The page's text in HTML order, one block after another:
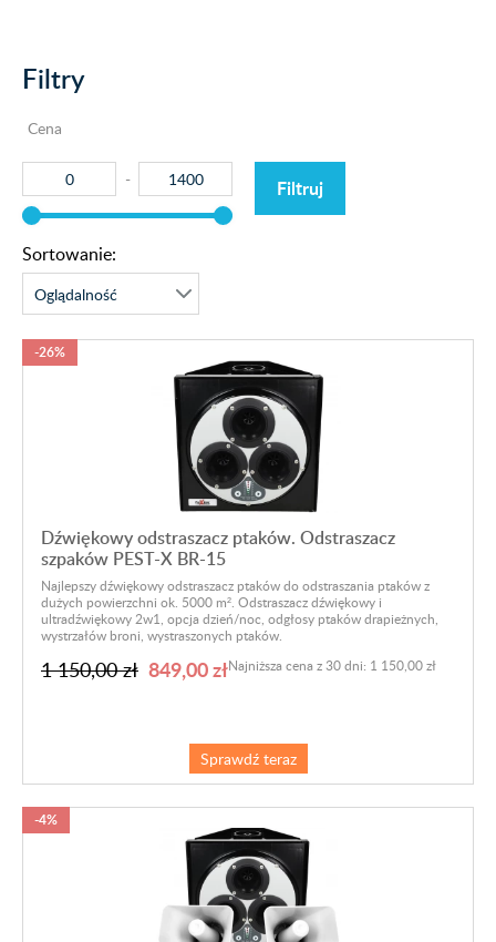
Filtry
Cena
Filtruj
Sortowanie:
Dźwiękowy odstraszacz ptaków. Odstraszacz
szpaków PEST-X BR-15
-26%
Najlepszy dźwiękowy odstraszacz ptaków do odstraszania ptaków z
dużych powierzchni ok. 5000 m². Odstraszacz dźwiękowy i
ultradźwiękowy 2w1, opcja dzień/noc, odgłosy ptaków drapieżnych,
wystrzałów broni, wystraszonych ptaków.
1 150,00 zł 849,00 złNajniższa cena z 30 dni: 1 150,00 zł
Sprawdź teraz
-4%